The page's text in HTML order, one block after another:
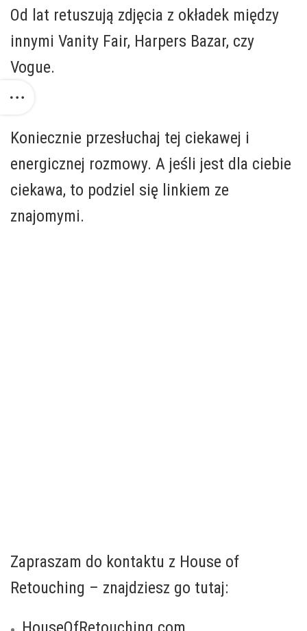
Od lat retuszują zdjęcia z okładek między
innymi Vanity Fair, Harpers Bazar, czy
Vogue.
.
Koniecznie przesłuchaj tej ciekawej i
energicznej rozmowy. A jeśli jest dla ciebie
ciekawa, to podziel się linkiem ze
znajomymi.
Zapraszam do kontaktu z House of
Retouching – znajdziesz go tutaj: